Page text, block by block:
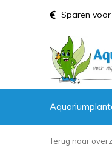
Sparen
Terug naar